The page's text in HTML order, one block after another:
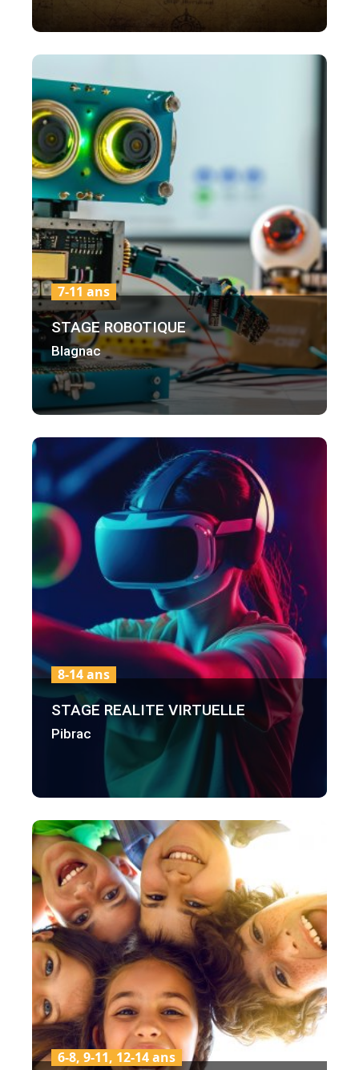
STAGE ROBOTIQUE
Blagnac
7-11 ans
STAGE REALITE VIRTUELLE
Pibrac
8-14 ans
6-8, 9-11, 12-14 ans